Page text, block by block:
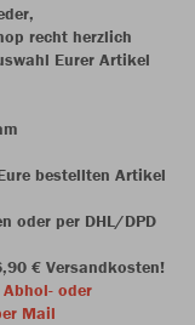
recht herzlich
Eurer Artikel
bestellten Artikel
oder per DHL/DPD
€ Versandkosten!
oder
Mail